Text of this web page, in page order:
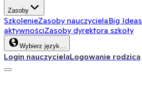
Zasoby
SzkolenieZasoby nauczycielaBig Ideas
aktywnościZasoby dyrektora szkoły
Wybierz język…
Login nauczycielaLogowanie rodzica